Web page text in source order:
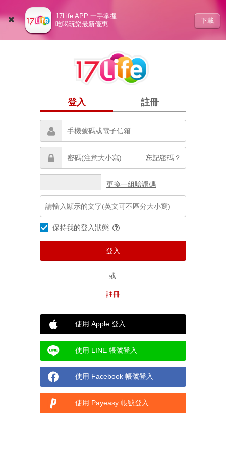
17Life APP 一手掌握
吃喝玩樂最新優惠
下載
登入 註冊
忘記密碼？
更換一組驗證碼
保持我的登入狀態
或
使用 Apple 登入
使用 LINE 帳號登入
使用 Facebook 帳號登入
使用 Payeasy 帳號登入